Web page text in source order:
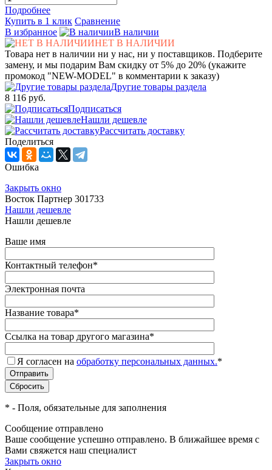
Подробнее
Купить в 1 клик Сравнение
В избранное
В наличии
НЕТ В НАЛИЧИИ
Товара нет в наличии ни у нас, ни у поставщиков. Подберите
замену, и мы подарим Вам скидку от 5% до 20% (укажите
промокод "NEW-MODEL" в комментарии к заказу)
Другие товары раздела
8 116 руб.
Подписаться
Нашли дешевле
Рассчитать доставку
Поделиться
Ошибка
Закрыть окно
Восток Партнер 301733
Нашли дешевле
Нашли дешевле
Ваше имя
Контактный телефон*
Электронная почта
Название товара*
Ссылка на товар другого магазина*
Я согласен на обработку персональных данных.*
* - Поля, обязательные для заполнения
Сообщение отправлено
Ваше сообщение успешно отправлено. В ближайшее время с
Вами свяжется наш специалист
Закрыть окно